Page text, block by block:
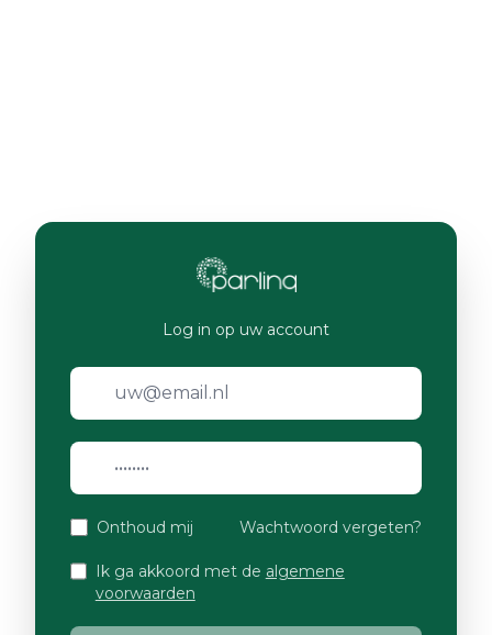
Log in op uw account
Onthoud mij Wachtwoord vergeten?
Ik ga akkoord met de algemene
voorwaarden